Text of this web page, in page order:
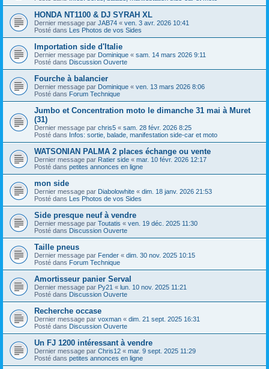
HONDA NT1100 & DJ SYRAH XL
Dernier message par JAB74 « ven. 3 avr. 2026 10:41
Posté dans Les Photos de vos Sides
Importation side d'Italie
Dernier message par Dominique « sam. 14 mars 2026 9:11
Posté dans Discussion Ouverte
Fourche à balancier
Dernier message par Dominique « ven. 13 mars 2026 8:06
Posté dans Forum Technique
Jumbo et Concentration moto le dimanche 31 mai à Muret
(31)
Dernier message par chris5 « sam. 28 févr. 2026 8:25
Posté dans Infos: sortie, balade, manifestation side-car et moto
WATSONIAN PALMA 2 places échange ou vente
Dernier message par Ratier side « mar. 10 févr. 2026 12:17
Posté dans petites annonces en ligne
mon side
Dernier message par Diabolowhite « dim. 18 janv. 2026 21:53
Posté dans Les Photos de vos Sides
Side presque neuf à vendre
Dernier message par Toutatis « ven. 19 déc. 2025 11:30
Posté dans Discussion Ouverte
Taille pneus
Dernier message par Fender « dim. 30 nov. 2025 10:15
Posté dans Forum Technique
Amortisseur panier Serval
Dernier message par Py21 « lun. 10 nov. 2025 11:21
Posté dans Discussion Ouverte
Recherche occase
Dernier message par voxman « dim. 21 sept. 2025 16:31
Posté dans Discussion Ouverte
Un FJ 1200 intéressant à vendre
Dernier message par Chris12 « mar. 9 sept. 2025 11:29
Posté dans petites annonces en ligne